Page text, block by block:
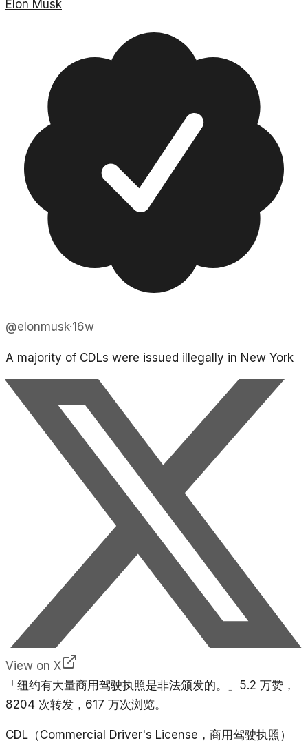
Elon Musk
@elonmusk·16w
A majority of CDLs were issued illegally in New York
View on X
「纽约有大量商用驾驶执照是非法颁发的。」5.2 万赞，
8204 次转发，617 万次浏览。
CDL（Commercial Driver's License，商用驾驶执照）